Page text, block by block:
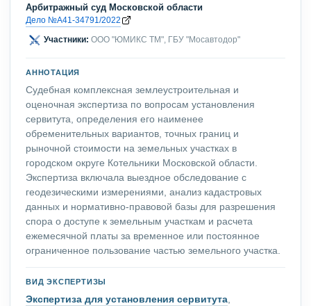
Арбитражный суд Московской области
Дело №А41-34791/2022
Участники: ООО "ЮМИКС ТМ", ГБУ "Мосавтодор"
АННОТАЦИЯ
Судебная комплексная землеустроительная и
оценочная экспертиза по вопросам установления
сервитута, определения его наименее
обременительных вариантов, точных границ и
рыночной стоимости на земельных участках в
городском округе Котельники Московской области.
Экспертиза включала выездное обследование с
геодезическими измерениями, анализ кадастровых
данных и нормативно-правовой базы для разрешения
спора о доступе к земельным участкам и расчета
ежемесячной платы за временное или постоянное
ограниченное пользование частью земельного участка.
ВИД ЭКСПЕРТИЗЫ
Экспертиза для установления сервитута,